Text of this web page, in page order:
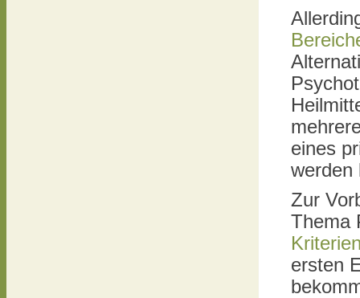
eines
werden
Zur
Thema
ersten